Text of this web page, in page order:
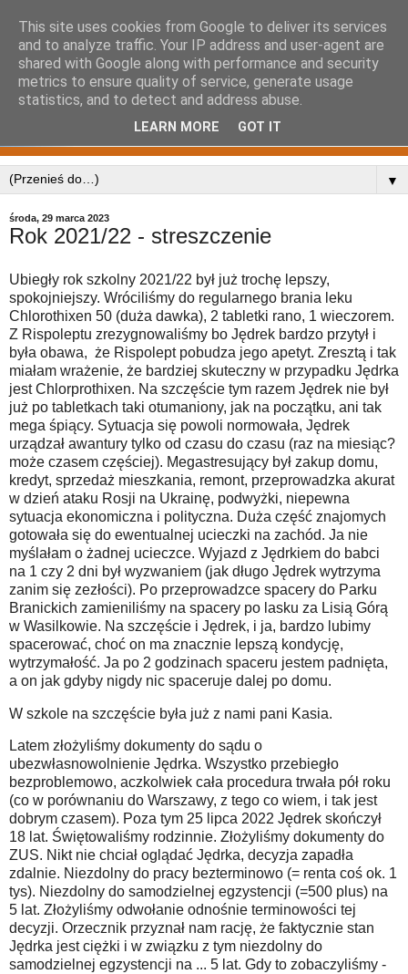
▼
środa, 29 marca 2023
Rok 2021/22 - streszczenie
Ubiegły rok szkolny 2021/22 był już trochę lepszy,
spokojniejszy. Wróciliśmy do regularnego brania leku
Chlorothixen 50 (duża dawka), 2 tabletki rano, 1 wieczorem.
Z Rispoleptu zrezygnowaliśmy bo Jędrek bardzo przytył i
była obawa, że Rispolept pobudza jego apetyt. Zresztą i tak
miałam wrażenie, że bardziej skuteczny w przypadku Jędrka
jest Chlorprothixen. Na szczęście tym razem Jędrek nie był
już po tabletkach taki otumaniony, jak na początku, ani tak
mega śpiący. Sytuacja się powoli normowała, Jędrek
urządzał awantury tylko od czasu do czasu (raz na miesiąc?
może czasem częściej). Megastresujący był zakup domu,
kredyt, sprzedaż mieszkania, remont, przeprowadzka akurat
w dzień ataku Rosji na Ukrainę, podwyżki, niepewna
sytuacja ekonomiczna i polityczna. Duża część znajomych
gotowała się do ewentualnej ucieczki na zachód. Ja nie
myślałam o żadnej ucieczce. Wyjazd z Jędrkiem do babci
na 1 czy 2 dni był wyzwaniem (jak długo Jędrek wytrzyma
zanim się zezłości). Po przeprowadzce spacery do Parku
Branickich zamieniliśmy na spacery po lasku za Lisią Górą
w Wasilkowie. Na szczęście i Jędrek, i ja, bardzo lubimy
spacerować, choć on ma znacznie lepszą kondycję,
wytrzymałość. Ja po 2 godzinach spaceru jestem padnięta,
a on jak gdyby nigdy nic spaceruje dalej po domu.
W szkole na szczęście była już z nami pani Kasia.
Latem złożyliśmy dokumenty do sądu o
ubezwłasnowolnienie Jędrka. Wszystko przebiegło
bezproblemowo, aczkolwiek cała procedura trwała pół roku
(co w porównaniu do Warszawy, z tego co wiem, i tak jest
dobrym czasem). Poza tym 25 lipca 2022 Jędrek skończył
18 lat. Świętowaliśmy rodzinnie. Złożyliśmy dokumenty do
ZUS. Nikt nie chciał oglądać Jędrka, decyzja zapadła
zdalnie. Niezdolny do pracy bezterminowo (= renta coś ok. 1
tys). Niezdolny do samodzielnej egzystencji (=500 plus) na
5 lat. Złożyliśmy odwołanie odnośnie terminowości tej
decyzji. Orzecznik przyznał nam rację, że faktycznie stan
Jędrka jest ciężki i w związku z tym niezdolny do
samodzielnej egzystencji na ... 5 lat. Gdy to zobaczyliśmy -
This site uses cookies from Google to deliver its services
and to analyze traffic. Your IP address and user-agent are
shared with Google along with performance and security
metrics to ensure quality of service, generate usage
statistics, and to detect and address abuse.
LEARN MORE GOT IT